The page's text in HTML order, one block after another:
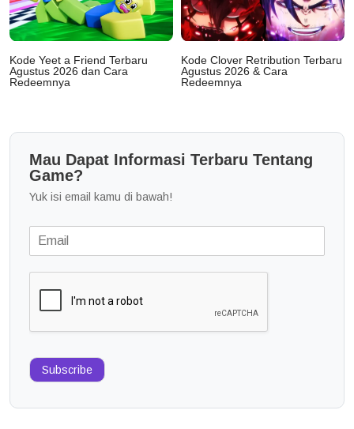
Kode Yeet a Friend Terbaru
Agustus 2026 dan Cara
Redeemnya
Kode Clover Retribution Terbaru
Agustus 2026 & Cara
Redeemnya
Mau Dapat Informasi Terbaru Tentang
Game?
Yuk isi email kamu di bawah!
Subscribe